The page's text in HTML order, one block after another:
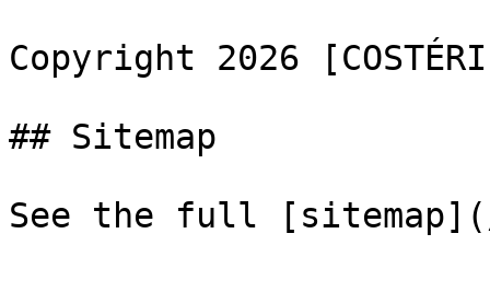
Copyright 2026
## Sitemap